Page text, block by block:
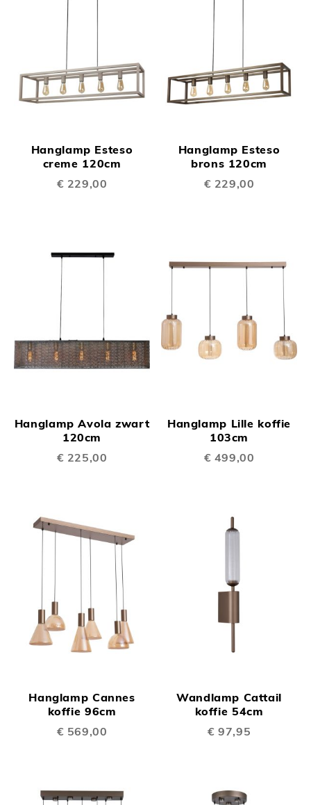
Hanglamp Esteso
creme 120cm
€ 229,00
Hanglamp Esteso
brons 120cm
€ 229,00
Hanglamp Avola zwart
120cm
€ 225,00
Hanglamp Lille koffie
103cm
€ 499,00
Hanglamp Cannes
koffie 96cm
€ 569,00
Wandlamp Cattail
koffie 54cm
€ 97,95